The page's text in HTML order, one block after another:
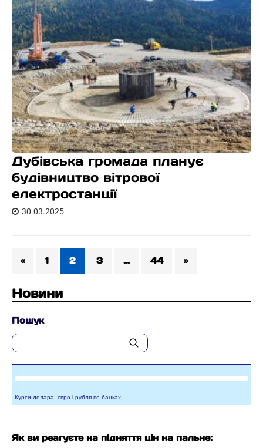
Дубівська громада планує
будівництво вітрової
електростанції
30.03.2025
« 1 2 3 … 44 »
Новини
Пошук
Курси долара, євро і рубля по банках
Як ви реагуєте на підняття цін на пальне: